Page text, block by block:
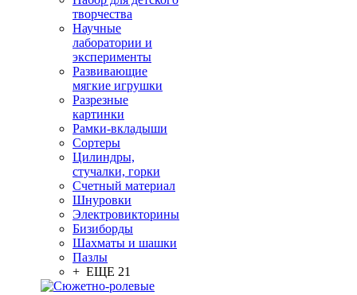
творчества
Научные
лаборатории и
эксперименты
Развивающие
мягкие игрушки
Разрезные
картинки
Рамки-вкладыши
Сортеры
Цилиндры,
стучалки, горки
Счетный материал
Шнуровки
Электровикторины
Бизиборды
Шахматы и шашки
Пазлы
+ ЕЩЕ 21